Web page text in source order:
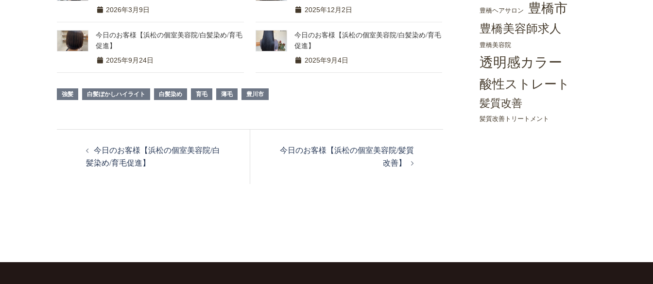
2026年3月9日
2025年12月2日
今日のお客様【浜松の個室美容院/白髪染め/育毛
促進】
2025年9月24日
今日のお客様【浜松の個室美容院/白髪染め/育毛
促進】
2025年9月4日
強髪 白髪ぼかしハイライト 白髪染め 育毛 薄毛 豊川市
今日のお客様【浜松の個室美容院/白
髪染め/育毛促進】
今日のお客様【浜松の個室美容院/髪質
改善】
豊橋ヘアサロン 豊橋市
豊橋美容師求人
豊橋美容院
透明感カラー
酸性ストレート
髪質改善
髪質改善トリートメント